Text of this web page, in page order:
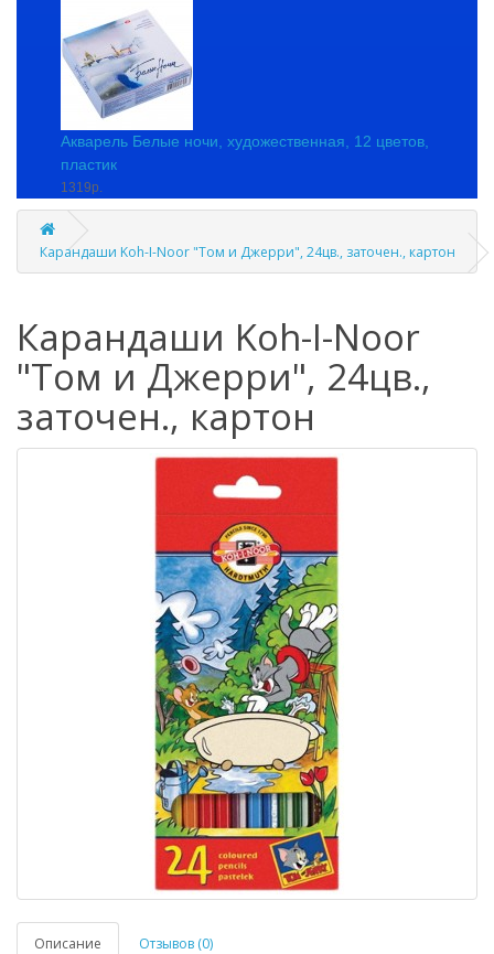
Акварель Белые ночи, художественная, 12 цветов,
пластик
1319р.
Карандаши Koh-I-Noor "Том и Джерри", 24цв., заточен., картон
Карандаши Koh-I-Noor
"Том и Джерри", 24цв.,
заточен., картон
Описание Отзывов (0)